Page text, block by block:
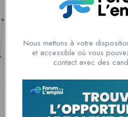
Nous contacter
00228 91917788
la solution idéale pour tous ceux
monde du travail. Que vous soyez
opportunité professionnelle ou que
Nous mettons à votre
et accessible où vous
contact avec des